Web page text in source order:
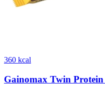
360 kcal
Gainomax Twin